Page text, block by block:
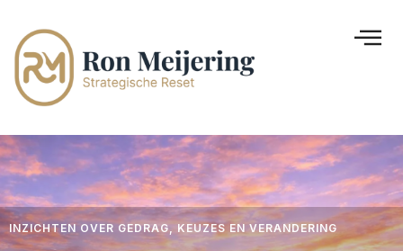
INZICHTEN OVER GEDRAG, KEUZES EN VERANDERING